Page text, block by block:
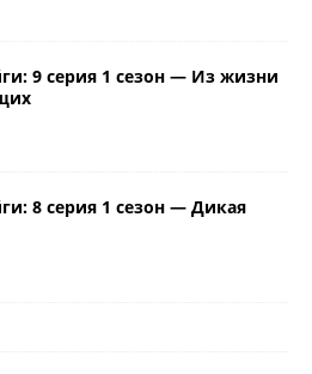
9 серия 1 сезон — Из жизни
8 серия 1 сезон — Дикая